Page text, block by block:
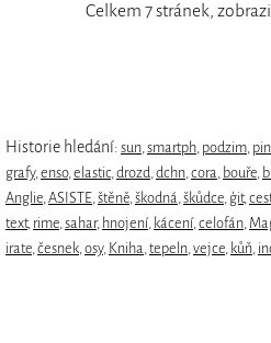
Celkem 7 stránek,
Historie hledání: sun,smartph, podzim,
grafy,enso,elastic,drozd,dchn,cora, bouře,
Anglie,ASISTE,štěně,škodná,škůdce, ģit,
text, rime,sahar, hnojení, kácení,celofán,
irate,česnek,osy, Kniha,tepeln,vejce, kůň,